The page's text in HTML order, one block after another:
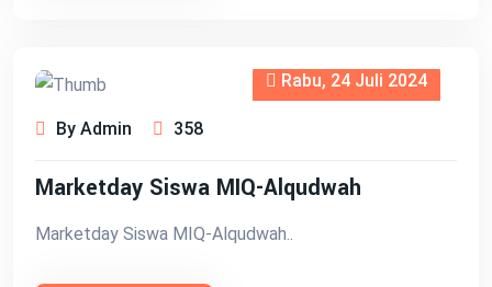
Rabu, 24 Juli 2024
By Admin 358
Marketday Siswa MIQ-Alqudwah
Marketday Siswa MIQ-Alqudwah..